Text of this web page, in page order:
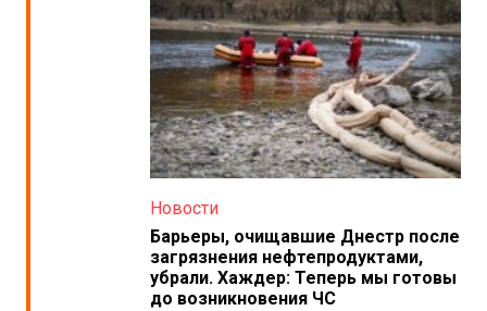
Новости
Барьеры, очищавшие Днестр после
загрязнения нефтепродуктами,
убрали. Хаждер: Теперь мы готовы
до возникновения ЧС